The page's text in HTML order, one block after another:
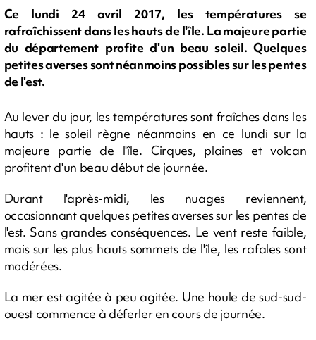
Ce lundi 24 avril 2017, les températures se
rafraîchissent dans les hauts de l'île. La majeure partie
du département profite d'un beau soleil. Quelques
petites averses sont néanmoins possibles sur les pentes
de l'est.
Au lever du jour, les températures sont fraîches dans les
hauts : le soleil règne néanmoins en ce lundi sur la
majeure partie de l'île. Cirques, plaines et volcan
profitent d'un beau début de journée.
Durant l'après-midi, les nuages reviennent,
occasionnant quelques petites averses sur les pentes de
l'est. Sans grandes conséquences. Le vent reste faible,
mais sur les plus hauts sommets de l'île, les rafales sont
modérées.
La mer est agitée à peu agitée. Une houle de sud-sud-
ouest commence à déferler en cours de journée.